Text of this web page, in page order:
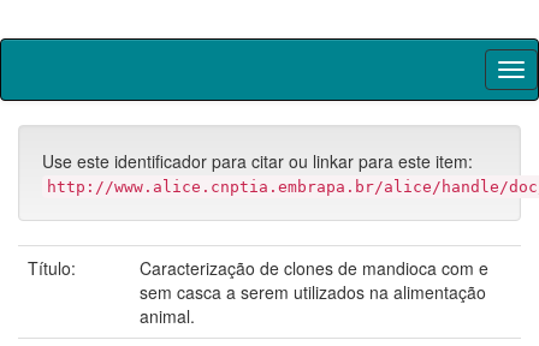
Skip
Use este identificador para citar ou linkar para este item:
http://www.alice.cnptia.embrapa.br/alice/handle/doc/
Título:
Caracterização de clones de mandioca com e
sem casca a serem utilizados na alimentação
animal.